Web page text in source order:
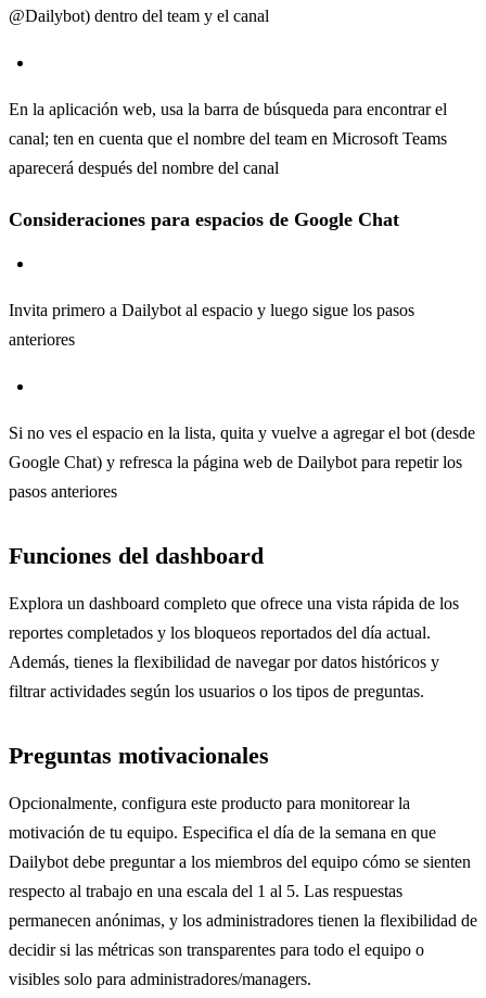
@Dailybot) dentro del team y el canal
En la aplicación web, usa la barra de búsqueda para encontrar el
canal; ten en cuenta que el nombre del team en Microsoft Teams
aparecerá después del nombre del canal
Consideraciones para espacios de Google Chat
Invita primero a Dailybot al espacio y luego sigue los pasos
anteriores
Si no ves el espacio en la lista, quita y vuelve a agregar el bot (desde
Google Chat) y refresca la página web de Dailybot para repetir los
pasos anteriores
Funciones del dashboard
Explora un dashboard completo que ofrece una vista rápida de los
reportes completados y los bloqueos reportados del día actual.
Además, tienes la flexibilidad de navegar por datos históricos y
filtrar actividades según los usuarios o los tipos de preguntas.
Preguntas motivacionales
Opcionalmente, configura este producto para monitorear la
motivación de tu equipo. Especifica el día de la semana en que
Dailybot debe preguntar a los miembros del equipo cómo se sienten
respecto al trabajo en una escala del 1 al 5. Las respuestas
permanecen anónimas, y los administradores tienen la flexibilidad de
decidir si las métricas son transparentes para todo el equipo o
visibles solo para administradores/managers.